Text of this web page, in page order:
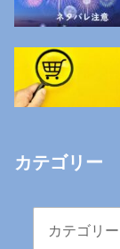
カテゴリー